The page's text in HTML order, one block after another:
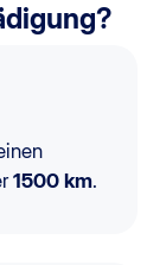
1500 km.